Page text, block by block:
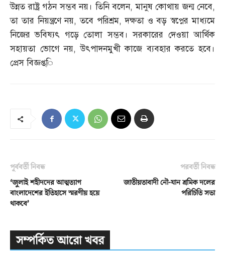
উন্নত রাষ্ট্র গঠন সম্ভব নয়। তিনি বলেন,মানুষ কোথায় জন্ম নেবে,
তা তার নিয়ন্ত্রণে নয়,তবে পরিশ্রম,দক্ষতা ও বড় স্বপ্নের মাধ্যমে
নিজের ভবিষ্যৎ গড়ে তোলা সম্ভব। সরকারের দেওয়া আর্থিক
সহায়তা ভোগে নয়,উৎপাদনমুখী কাজে ব্যবহার করতে হবে।
প্রেস বিজ্ঞপ্ত্ি‌
পূর্ববর্তী নিবন্ধ
‘জুলাই শহীদদের আত্মত্যাগ
বাংলাদেশের ইতিহাসে স্মরণীয় হয়ে
থাকবে’
পরবর্তী নিবন্ধ
জাতীয়তাবাদী নৌ-যান শ্রমিক দলের
পরিচিতি সভা
সম্পর্কিত আরো খবর